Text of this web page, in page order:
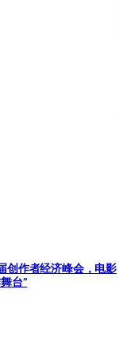
创作者经济峰会，电影
台”